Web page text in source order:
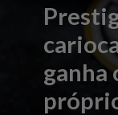
ganha